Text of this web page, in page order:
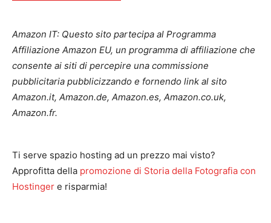
Amazon IT: Questo sito partecipa al Programma
Affiliazione Amazon EU, un programma di affiliazione che
consente ai siti di percepire una commissione
pubblicitaria pubblicizzando e fornendo link al sito
Amazon.it, Amazon.de, Amazon.es, Amazon.co.uk,
Amazon.fr.
Ti serve spazio hosting ad un prezzo mai visto?
Approfitta della promozione di Storia della Fotografia con
Hostinger e risparmia!